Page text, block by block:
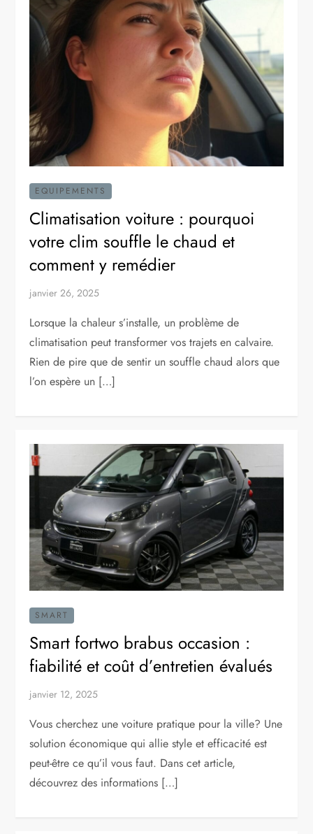
EQUIPEMENTS
Climatisation voiture : pourquoi
votre clim souffle le chaud et
comment y remédier
janvier 26, 2025
Lorsque la chaleur s’installe, un problème de
climatisation peut transformer vos trajets en calvaire.
Rien de pire que de sentir un souffle chaud alors que
l’on espère un […]
SMART
Smart fortwo brabus occasion :
fiabilité et coût d’entretien évalués
janvier 12, 2025
Vous cherchez une voiture pratique pour la ville? Une
solution économique qui allie style et efficacité est
peut-être ce qu’il vous faut. Dans cet article,
découvrez des informations […]